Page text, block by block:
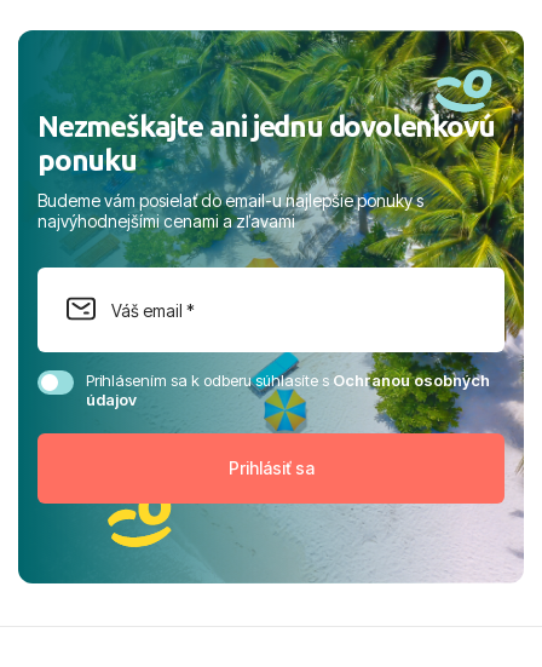
Nezmeškajte ani jednu dovolenkovú
ponuku
Budeme vám posielať do email-u najlepšie ponuky s
najvýhodnejšími cenami a zľavami
Prihlásením sa k odberu súhlasíte sOchranou osobných
údajov